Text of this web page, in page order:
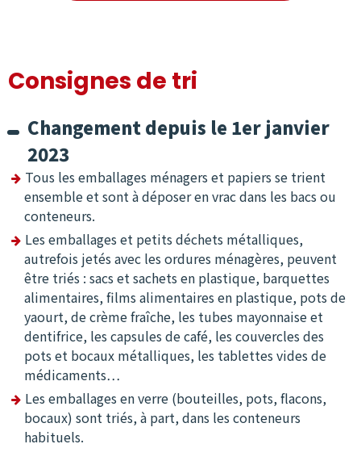
Consignes de tri
Changement depuis le 1er janvier
2023
Tous les emballages ménagers et papiers se trient
ensemble et sont à déposer en vrac dans les bacs ou
conteneurs.
Les emballages et petits déchets métalliques,
autrefois jetés avec les ordures ménagères, peuvent
être triés : sacs et sachets en plastique, barquettes
alimentaires, films alimentaires en plastique, pots de
yaourt, de crème fraîche, les tubes mayonnaise et
dentifrice, les capsules de café, les couvercles des
pots et bocaux métalliques, les tablettes vides de
médicaments…
Les emballages en verre (bouteilles, pots, flacons,
bocaux) sont triés, à part, dans les conteneurs
habituels.